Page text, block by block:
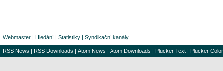
Webmaster | Hledání | Statistiky | Syndikační kanály
RSS News | RSS Downloads | Atom News | Atom Downloads | Plucker Text | Plucker Color